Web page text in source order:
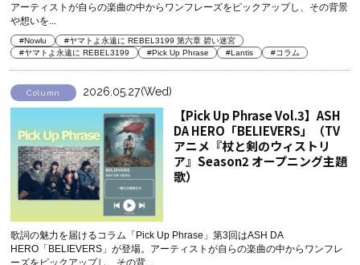
アーティストが自らの楽曲の中からワンフレーズをピックアップし、その背景
や想いを...
#Nowlu
#ヤマトよ永遠に REBEL3199 第六章 碧い迷宮
#ヤマトよ永遠に REBEL3199
#Pick Up Phrase #Lantis #コラム
Column 2026.05.27(Wed)
【Pick Up Phrase Vol.3】ASH
DA HERO「BELIEVERS」（TV
アニメ『杖と剣のウィストリ
ア』Season2 オープニング主題
歌）
歌詞の魅力を届けるコラム「Pick Up Phrase」第3回はASH DA
HERO「BELIEVERS」が登場。アーティストが自らの楽曲の中からワンフレ